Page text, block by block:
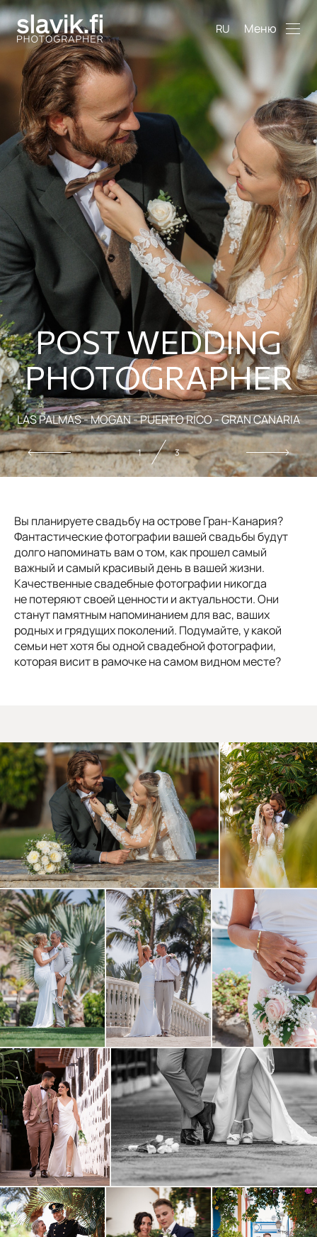
RU Меню
POST WEDDING
PHOTOGRAPHER
LAS PALMAS - MOGAN - PUERTO RICO - GRAN CANARIA
2 3
Вы планируете свадьбу на острове Гран-Канария?
Фантастические фотографии вашей свадьбы будут
долго напоминать вам о том, как прошел самый
важный и самый красивый день в вашей жизни.
Качественные свадебные фотографии никогда
не потеряют своей ценности и актуальности. Они
станут памятным напоминанием для вас, ваших
родных и грядущих поколений. Подумайте, у какой
семьи нет хотя бы одной свадебной фотографии,
которая висит в рамочке на самом видном месте?